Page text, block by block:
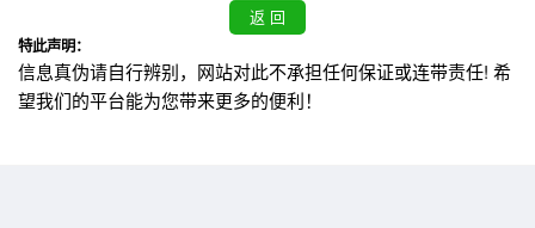
特此声明：
信息真伪请自行辨别，网站对此不承担任何保证或连带责任! 希
望我们的平台能为您带来更多的便利！